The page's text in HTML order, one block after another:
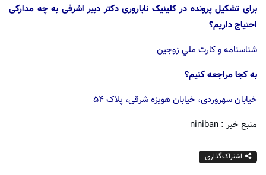
برای تشکیل پرونده در کلینیک ناباروری دکتر دبیر اشرفی به چه مدارکی
احتیاج داریم؟
شناسنامه و کارت ملي زوجين
به کجا مراجعه کنیم؟
خیابان سهروردی،‌ خیابان هویزه شرقی،‌ پلاک ۵۴
منبع خبر : niniban
اشتراک‌گذاری